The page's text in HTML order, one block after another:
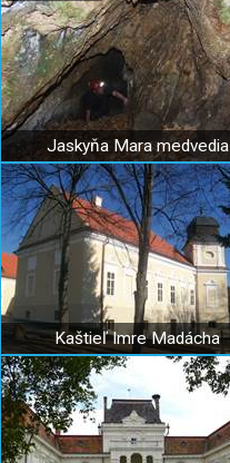
Jaskyňa Mara medvedia
Kaštieľ Imre Madácha